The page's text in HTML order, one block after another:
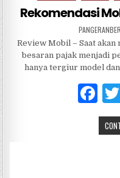
in
Rekomendasi
Review Mobil – Saat
besaran pajak menjadi
hanya tergiur model
F
a
c